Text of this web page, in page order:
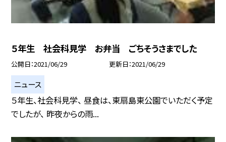
５年生 社会科見学 お弁当 ごちそうさまでした
公開日 2021/06/29 更新日 2021/06/29
ニュース
５年生、社会科見学、 昼食は、東扇島東公園でいただく予定
でしたが、 昨夜からの雨...